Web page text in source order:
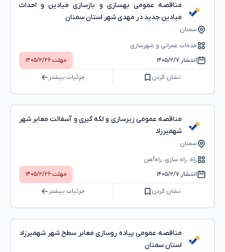
مناقصه عمومی بهسازی و بازسازی میادین و احداث
میادین جدید در مهدی شهر استان سمنان
سمنان
خدمات عمرانی و شهرسازی
انتشار:۱۴۰۵/۲/۷ مهلت:۱۴۰۵/۲/۲۶
نشان کردن جزئیات بیشتر
مناقصه عمومی زیرسازی و لکه گیری و آسفالت معابر شهر
شهمیرزاد
سمنان
راه، راه‌ سازی، راه‌آهن
انتشار:۱۴۰۵/۲/۷ مهلت:۱۴۰۵/۲/۲۶
نشان کردن جزئیات بیشتر
مناقصه عمومی پیاده روسازی معابر سطح شهر شهمیرزاد
استان سمنان